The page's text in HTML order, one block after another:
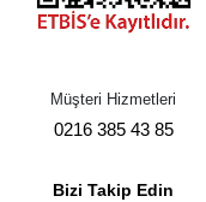
Müşteri Hizmetleri
0216 385 43 85
Bizi Takip Edin